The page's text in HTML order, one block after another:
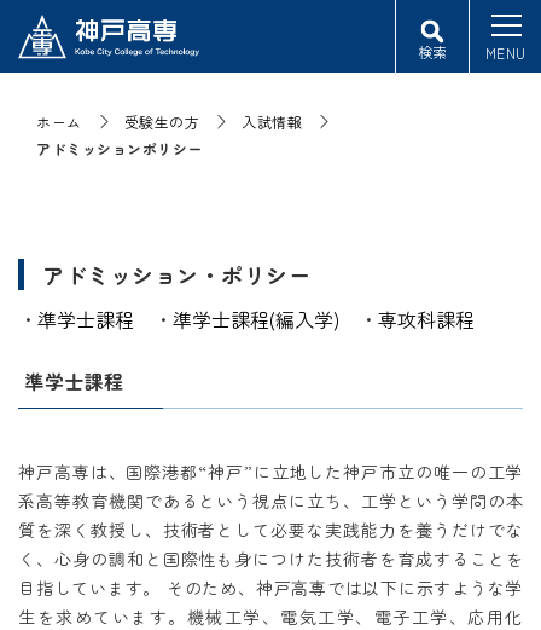
検索 MENU
ホーム 受験生の方
入試情報
アドミッションポリシー
アドミッション・ポリシー
・ 準学士課程 ・ 準学士課程(編入学) ・ 専攻科課程
準学士課程
神戸高専は、国際港都“神戸”に立地した神戸市立の唯一の工学
系高等教育機関であるという視点に立ち、工学という学問の本
質を深く教授し、技術者として必要な実践能力を養うだけでな
く、心身の調和と国際性も身につけた技術者を育成することを
目指しています。 そのため、神戸高専では以下に示すような学
生を求めています。機械工学、電気工学、電子工学、応用化